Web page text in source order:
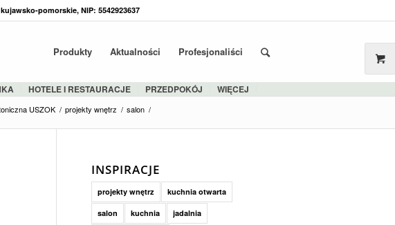
pomorskie, NIP: 5542923637
Produkty Aktualności Profesjonaliści
HOTELE I RESTAURACJE PRZEDPOKÓJ WIĘCEJ
USZOK / projekty wnętrz / salon /
INSPIRACJE
projekty wnętrz kuchnia otwarta
salon kuchnia jadalnia